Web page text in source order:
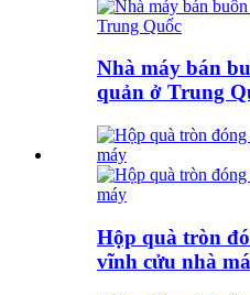
Nhà máy bán
quản ở Trung
Hộp quà tròn
vĩnh cửu nhà